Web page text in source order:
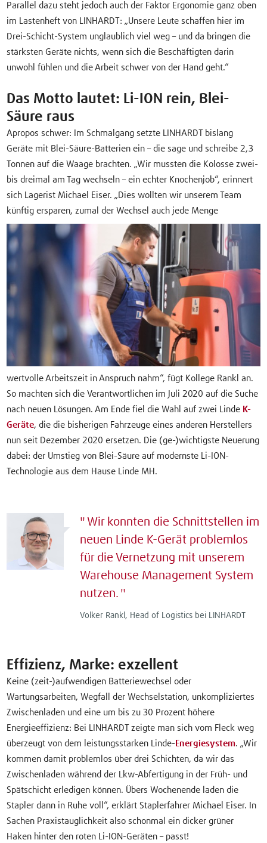
Parallel dazu steht jedoch auch der Faktor Ergonomie ganz oben
im Lastenheft von LINHARDT: „Unsere Leute schaffen hier im
Drei-Schicht-System unglaublich viel weg – und da bringen die
stärksten Geräte nichts, wenn sich die Beschäftigten darin
unwohl fühlen und die Arbeit schwer von der Hand geht.“
Das Motto lautet: Li-ION rein, Blei-
Säure raus
Apropos schwer: Im Schmalgang setzte LINHARDT bislang
Geräte mit Blei-Säure-Batterien ein – die sage und schreibe 2,3
Tonnen auf die Waage brachten. „Wir mussten die Kolosse zwei-
bis dreimal am Tag wechseln – ein echter Knochenjob“, erinnert
sich Lagerist Michael Eiser. „Dies wollten wir unserem Team
künftig ersparen, zumal der Wechsel auch jede Menge
wertvolle Arbeitszeit in Anspruch nahm“, fügt Kollege Rankl an.
So machten sich die Verantwortlichen im Juli 2020 auf die Suche
nach neuen Lösungen. Am Ende fiel die Wahl auf zwei Linde K-
Geräte, die die bisherigen Fahrzeuge eines anderen Herstellers
nun seit Dezember 2020 ersetzen. Die (ge-)wichtigste Neuerung
dabei: der Umstieg von Blei-Säure auf modernste Li-ION-
Technologie aus dem Hause Linde MH.
Wir konnten die Schnittstellen im
neuen Linde K-Gerät problemlos
für die Vernetzung mit unserem
Warehouse Management System
nutzen.
Volker Rankl, Head of Logistics bei LINHARDT
Effizienz, Marke: exzellent
Keine (zeit-)aufwendigen Batteriewechsel oder
Wartungsarbeiten, Wegfall der Wechselstation, unkompliziertes
Zwischenladen und eine um bis zu 30 Prozent höhere
Energieeffizienz: Bei LINHARDT zeigte man sich vom Fleck weg
überzeugt von dem leistungsstarken Linde- Energiesystem. „Wir
kommen damit problemlos über drei Schichten, da wir das
Zwischenladen während der Lkw-Abfertigung in der Früh- und
Spätschicht erledigen können. Übers Wochenende laden die
Stapler dann in Ruhe voll“, erklärt Staplerfahrer Michael Eiser. In
Sachen Praxistauglichkeit also schonmal ein dicker grüner
Haken hinter den roten Li-ION-Geräten – passt!